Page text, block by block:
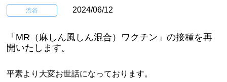
渋谷 2024/06/12
「MR（麻しん風しん混合）ワクチン」の接種を再
開いたします。
平素より大変お世話になっております。